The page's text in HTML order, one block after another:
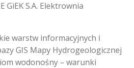
GiEK S.A. Elektrownia
warstw informacyjnych i
GIS Mapy Hydrogeologicznej
wodonośny – warunki